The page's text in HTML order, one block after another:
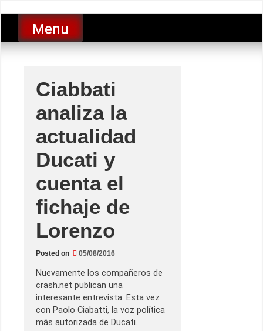
to
contentLucio Lopez GP
luciolopezgp
Menu
Ciabbati
analiza la
actualidad
Ducati y
cuenta el
fichaje de
Lorenzo
Posted on 05/08/2016
Nuevamente los compañeros de
crash.net publican una
interesante entrevista. Esta vez
con Paolo Ciabatti, la voz política
más autorizada de Ducati.